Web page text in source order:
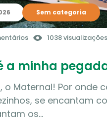
Sem categoria
1038 visualizações
a minha
o Maternal! Por onde
se encantam
os…